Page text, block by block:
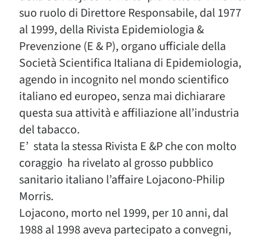
suo ruolo di Direttore Responsabile, dal 1977
al 1999, della Rivista Epidemiologia &
Prevenzione (E & P), organo ufficiale della
Società Scientifica Italiana di Epidemiologia,
agendo in incognito nel mondo scientifico
italiano ed europeo, senza mai dichiarare
questa sua attività e affiliazione all’industria
del tabacco.
E’ stata la stessa Rivista E &P che con molto
coraggio ha rivelato al grosso pubblico
sanitario italiano l’affaire Lojacono-Philip
Morris.
Lojacono, morto nel 1999, per 10 anni, dal
1988 al 1998 aveva partecipato a convegni,